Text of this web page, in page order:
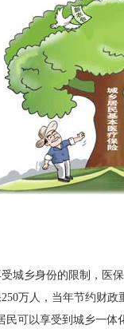
乡身份的限制，医
万人，当年节约财政
可以享受到城乡一体